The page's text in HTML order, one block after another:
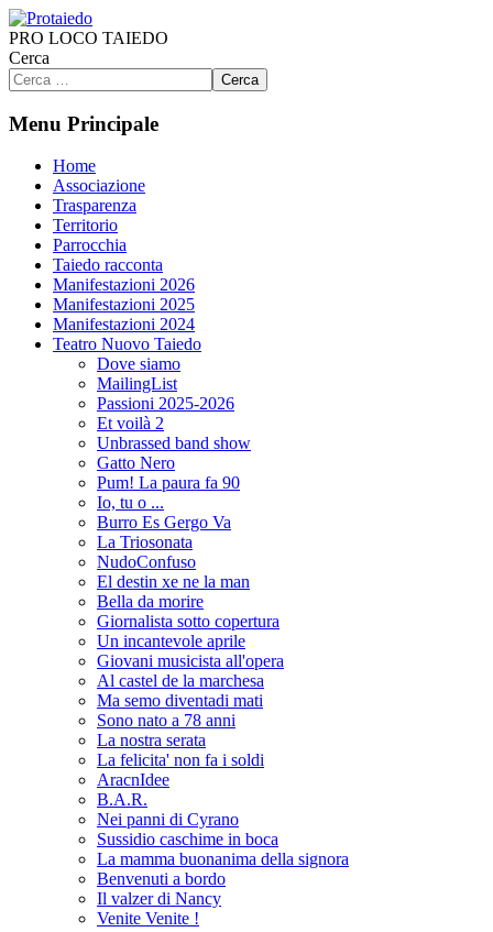
PRO LOCO TAIEDO
Cerca
Cerca
Menu Principale
Home
Associazione
Trasparenza
Territorio
Parrocchia
Taiedo racconta
Manifestazioni 2026
Manifestazioni 2025
Manifestazioni 2024
Teatro Nuovo Taiedo
Dove siamo
MailingList
Passioni 2025-2026
Et voilà 2
Unbrassed band show
Gatto Nero
Pum! La paura fa 90
Io, tu o ...
Burro Es Gergo Va
La Triosonata
NudoConfuso
El destin xe ne la man
Bella da morire
Giornalista sotto copertura
Un incantevole aprile
Giovani musicista all'opera
Al castel de la marchesa
Ma semo diventadi mati
Sono nato a 78 anni
La nostra serata
La felicita' non fa i soldi
AracnIdee
B.A.R.
Nei panni di Cyrano
Sussidio caschime in boca
La mamma buonanima della signora
Benvenuti a bordo
Il valzer di Nancy
Venite Venite !